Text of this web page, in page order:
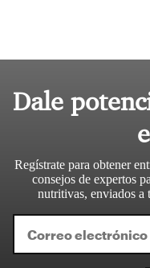
Dale
Regístrate para obtener
consejos de expertos
nutritivas, enviados a